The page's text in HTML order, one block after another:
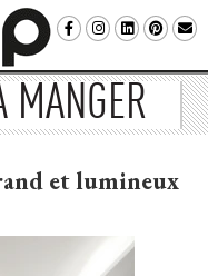
MANGER
et lumineux